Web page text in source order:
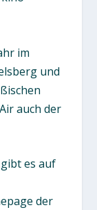
im
und
auch der
es auf
der